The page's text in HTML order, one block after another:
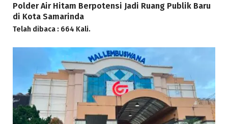
Polder Air Hitam Berpotensi Jadi Ruang Publik Baru
di Kota Samarinda
Telah dibaca : 664 Kali.